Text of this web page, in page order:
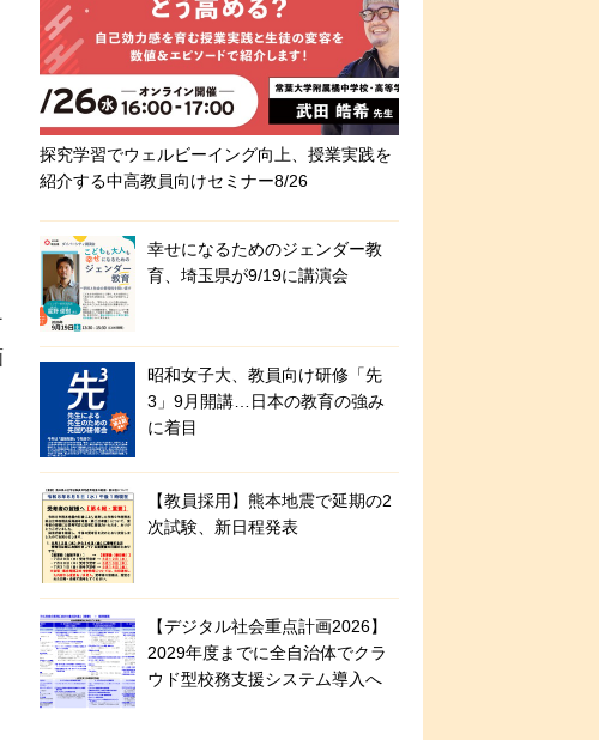
探究学習でウェルビーイング向上、授業実践を
紹介する中高教員向けセミナー8/26
幸せになるためのジェンダー教
育、埼玉県が9/19に講演会
昭和女子大、教員向け研修「先
3」9月開講…日本の教育の強み
に着目
【教員採用】熊本地震で延期の2
次試験、新日程発表
【デジタル社会重点計画2026】
2029年度までに全自治体でクラ
ウド型校務支援システム導入へ